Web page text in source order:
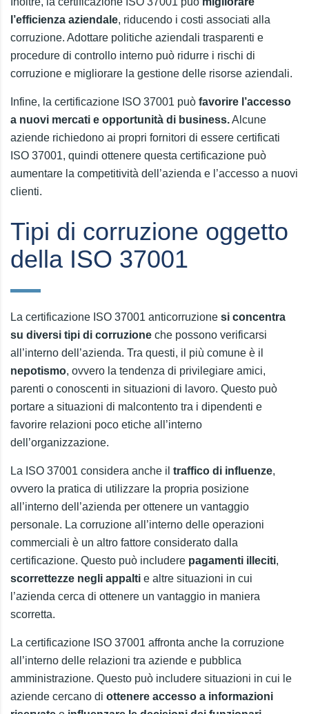
l’efficienza aziendale, riducendo i costi associati alla
corruzione. Adottare politiche aziendali trasparenti e
procedure di controllo interno può ridurre i rischi di
corruzione e migliorare la gestione delle risorse aziendali.
Infine, la certificazione ISO 37001 può favorire l’accesso
a nuovi mercati e opportunità di business.Alcune
aziende richiedono ai propri fornitori di essere certificati
ISO 37001, quindi ottenere questa certificazione può
aumentare la competitività dell’azienda e l’accesso a nuovi
clienti.
Tipi di corruzione oggetto
della ISO 37001
La certificazione ISO 37001 anticorruzione si concentra
su diversi tipi di corruzione che possono verificarsi
all’interno dell’azienda. Tra questi, il più comune è il
nepotismo, ovvero la tendenza di privilegiare amici,
parenti o conoscenti in situazioni di lavoro. Questo può
portare a situazioni di malcontento tra i dipendenti e
favorire relazioni poco etiche all’interno
dell’organizzazione.
La ISO 37001 considera anche il traffico di influenze,
ovvero la pratica di utilizzare la propria posizione
all’interno dell’azienda per ottenere un vantaggio
personale. La corruzione all’interno delle operazioni
commerciali è un altro fattore considerato dalla
certificazione. Questo può includere pagamenti illeciti,
scorrettezze negli appalti e altre situazioni in cui
l’azienda cerca di ottenere un vantaggio in maniera
scorretta.
La certificazione ISO 37001 affronta anche la corruzione
all’interno delle relazioni tra aziende e pubblica
amministrazione. Questo può includere situazioni in cui le
aziende cercano di ottenere accesso a informazioni